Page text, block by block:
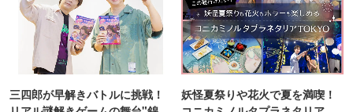
三四郎が早解きバトルに挑戦！
妖怪夏祭りや花火で夏を満喫！